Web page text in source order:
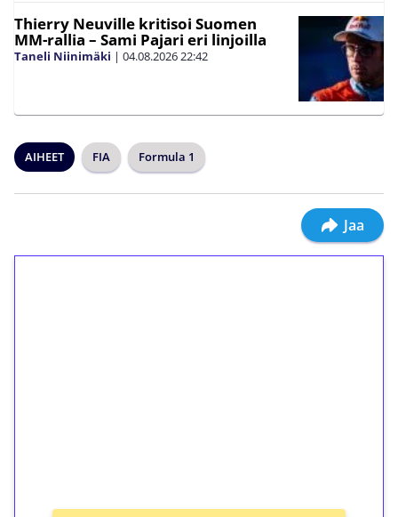
Thierry Neuville kritisoi Suomen
MM-rallia – Sami Pajari eri linjoilla
Taneli Niinimäki | 04.08.202622:42
AIHEET FIA Formula 1
Jaa